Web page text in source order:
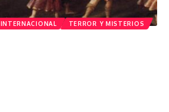
INTERNACIONAL TERROR Y MISTERIOS